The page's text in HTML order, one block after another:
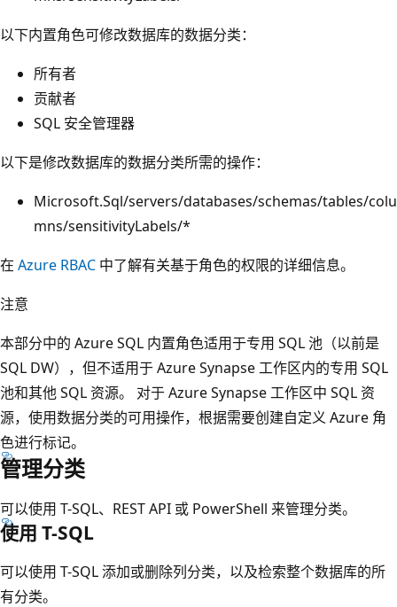
以下内置角色可修改数据库的数据分类：
所有者
贡献者
SQL 安全管理器
以下是修改数据库的数据分类所需的操作：
Microsoft.Sql/servers/databases/schemas/tables/colu
mns/sensitivityLabels/*
在 Azure RBAC 中了解有关基于角色的权限的详细信息。
注意
本部分中的 Azure SQL 内置角色适用于专用 SQL 池（以前是
SQL DW），但不适用于 Azure Synapse 工作区内的专用 SQL
池和其他 SQL 资源。 对于 Azure Synapse 工作区中 SQL 资
源，使用数据分类的可用操作，根据需要创建自定义 Azure 角
色进行标记。
管理分类
可以使用 T-SQL、REST API 或 PowerShell 来管理分类。
使用 T-SQL
可以使用 T-SQL 添加或删除列分类，以及检索整个数据库的所
有分类。